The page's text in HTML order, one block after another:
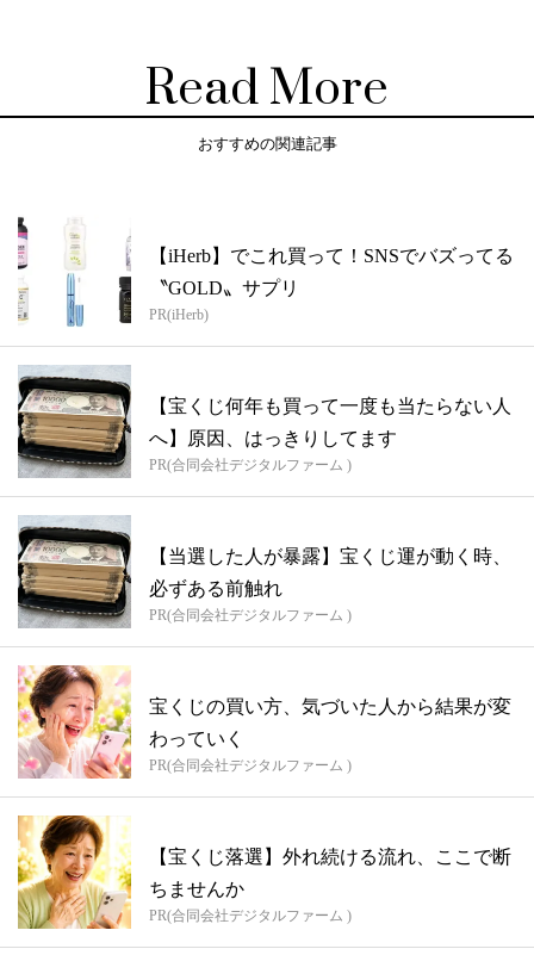
Read More
おすすめの関連記事
【iHerb】でこれ買って！SNSでバズってる
〝GOLD〟サプリ
PR(iHerb)
【宝くじ何年も買って一度も当たらない人
へ】原因、はっきりしてます
PR(合同会社デジタルファーム )
【当選した人が暴露】宝くじ運が動く時、
必ずある前触れ
PR(合同会社デジタルファーム )
宝くじの買い方、気づいた人から結果が変
わっていく
PR(合同会社デジタルファーム )
【宝くじ落選】外れ続ける流れ、ここで断
ちませんか
PR(合同会社デジタルファーム )